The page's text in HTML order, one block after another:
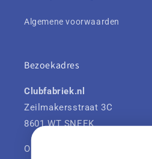
Algemene voorwaarden
Bezoekadres
Clubfabriek.nl
Zeilmakersstraat 3C
8601 WT SNEEK
Onderdeel van SHM Groep B.V.